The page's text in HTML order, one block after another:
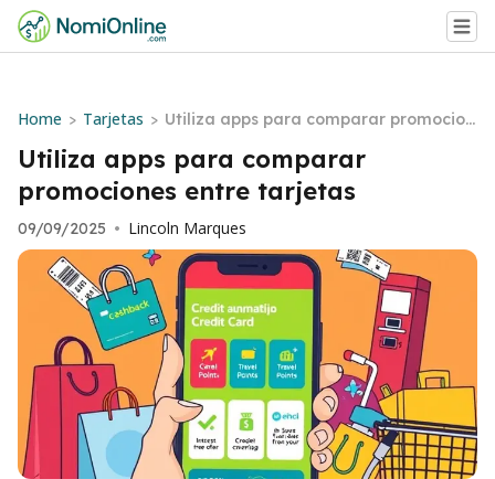
Home > Tarjetas > Utiliza apps para comparar promocion
Utiliza apps para comparar
promociones entre tarjetas
09/09/2025 • Lincoln Marques